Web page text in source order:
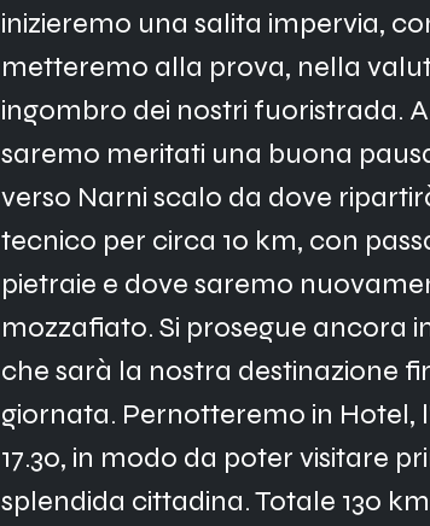
inizieremo una salita impervia,
metteremo alla prova, nella
ingombro dei nostri fuoristrada.
saremo meritati una buona
verso Narni scalo da dove
tecnico per circa 10 km, con
pietraie e dove saremo
mozzafiato. Si prosegue ancora
che sarà la nostra destinazione
giornata. Pernotteremo in Hotel,
17.30, in modo da poter visitare
splendida cittadina. Totale 130